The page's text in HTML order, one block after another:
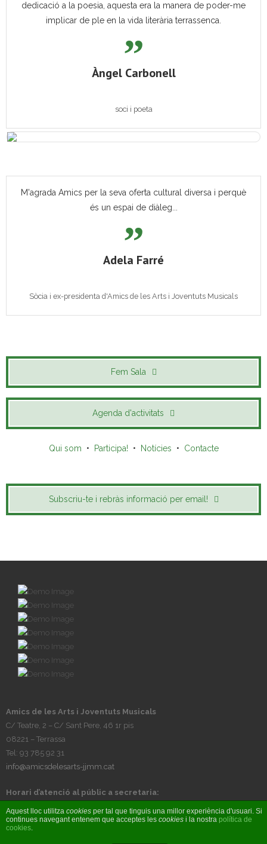
dedicació a la poesia, aquesta era la manera de poder-me
implicar de ple en la vida literària terrassenca.
Àngel Carbonell
soci i poeta
M'agrada Amics per la seva oferta cultural diversa i perquè
és un espai de diàleg...
Adela Farré
Sòcia i ex-presidenta d'Amics de les Arts i Joventuts Musicals
Fem Sala
Agenda d'activitats
Qui som • Participa! • Notícies • Contacte
Subscriu-te i rebràs informació per email!
Amics de les Arts i Joventuts Musicals
C/ Teatre, 2 – C/ Sant Pere, 46 1r pis
08221 – Terrassa
Tel: 93 785 92 31
info@amicsdelesarts-jjmm.cat
Horari d’atenció al públic a secretaria:
Tardes, de dilluns a divendres, de 17h a 20h
© Amics de les Arts i Joventuts Musicals 2017 - Fet per
Aquest lloc utilitza cookies per tal que tinguis una millor experiència d'usuari. Si
continues navegant entenem que acceptes les cookies i la nostra política de
cookies.